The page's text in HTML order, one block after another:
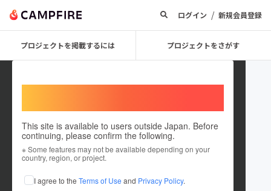
ログイン / 新規会員登録
プロジェクトを掲載するには プロジェクトをさがす
This site is available to users outside Japan. Before
continuing, please confirm the following.
※ Some features may not be available depending on your
country, region, or project.
I agree to the Terms of Use and Privacy Policy.
ninanina215